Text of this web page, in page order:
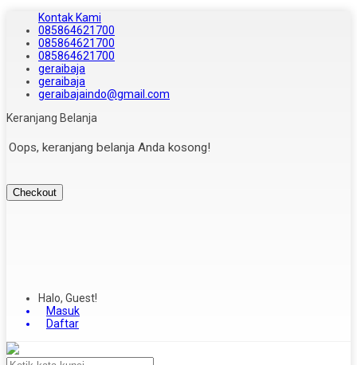
Kontak Kami
085864621700
085864621700
085864621700
geraibaja
geraibaja
geraibajaindo@gmail.com
Keranjang Belanja
Oops, keranjang belanja Anda kosong!
Checkout
Halo, Guest!
Masuk
Daftar